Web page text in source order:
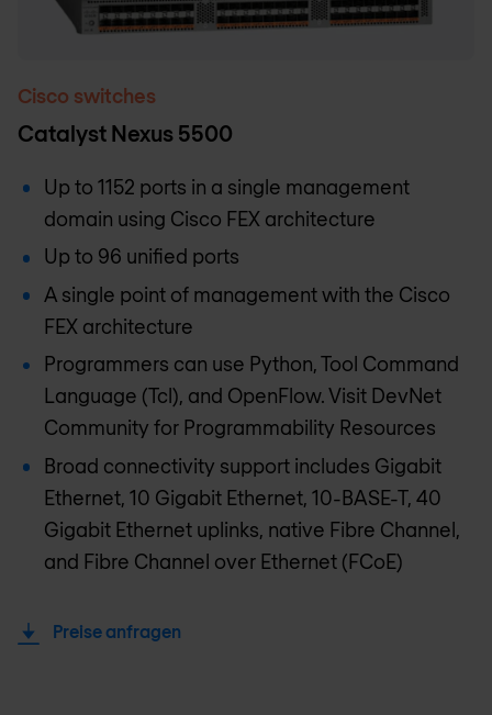
Cisco switches
Catalyst Nexus 5500
Up to 1152 ports in a single management
domain using Cisco FEX architecture
Up to 96 unified ports
A single point of management with the Cisco
FEX architecture
Programmers can use Python, Tool Command
Language (Tcl), and OpenFlow. Visit DevNet
Community for Programmability Resources
Broad connectivity support includes Gigabit
Ethernet, 10 Gigabit Ethernet, 10-BASE-T, 40
Gigabit Ethernet uplinks, native Fibre Channel,
and Fibre Channel over Ethernet (FCoE)
Preise anfragen